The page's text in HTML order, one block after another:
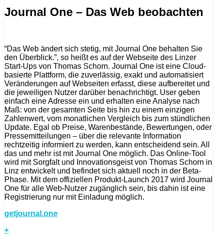
Journal One – Das Web beobachten
“Das Web ändert sich stetig, mit Journal One behalten Sie
den Überblick.”, so heißt es auf der Webseite des Linzer
Start-Ups von Thomas Schorn. Journal One ist eine Cloud-
basierte Plattform, die zuverlässig, exakt und automatisiert
Veränderungen auf Webseiten erfasst, diese aufbereitet und
die jeweiligen Nutzer darüber benachrichtigt. User geben
einfach eine Adresse ein und erhalten eine Analyse nach
Maß: von der gesamten Seite bis hin zu einem einzigen
Zahlenwert, vom monatlichen Vergleich bis zum stündlichen
Update. Egal ob Preise, Warenbestände, Bewertungen, oder
Pressemitteilungen – über die relevante Information
rechtzeitig informiert zu werden, kann entscheidend sein. All
das und mehr ist mit Journal One möglich. Das Online-Tool
wird mit Sorgfalt und Innovationsgeist von Thomas Schorn in
Linz entwickelt und befindet sich aktuell noch in der Beta-
Phase. Mit dem offiziellen Produkt-Launch 2017 wird Journal
One für alle Web-Nutzer zugänglich sein, bis dahin ist eine
Registrierung nur mit Einladung möglich.
getjournal.one
+